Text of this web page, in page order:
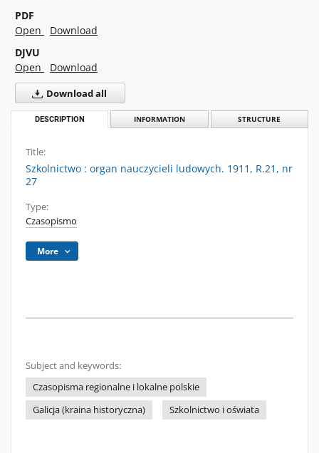
PDF
Open
Download
DJVU
Open
Download
Download all
DESCRIPTION INFORMATION STRUCTURE
Title:
Szkolnictwo : organ nauczycieli ludowych. 1911, R.21, nr
27
Type:
Czasopismo
More
Subject and keywords:
Czasopisma regionalne i lokalne polskie
Galicja (kraina historyczna)
Szkolnictwo i oświata